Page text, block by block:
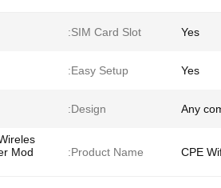
Yes
SIM Card Slot:
Yes
Easy Setup:
Any
Design:
CPE
Product Name:
Mod